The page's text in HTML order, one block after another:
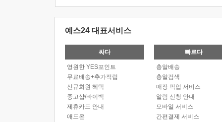
예스24 대표서비스
싸다
영원한 YES포인트
무료배송+추가적립
신규회원 혜택
중고샵/바이백
제휴카드 안내
애드온
빠르다
총알배송
총알검색
매장 픽업 서비스
알림 신청 안내
모바일 서비스
간편결제 서비스